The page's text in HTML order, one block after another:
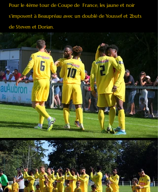
Pour le 4ème tour de Coupe de  France, les jaune et noir
s'imposent à Beaupréau avec un doublé de Youssef et 2buts
de Steven et Dorian.